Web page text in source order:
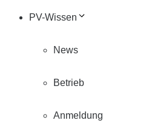
PV-Wissen
News
Betrieb
Anmeldung